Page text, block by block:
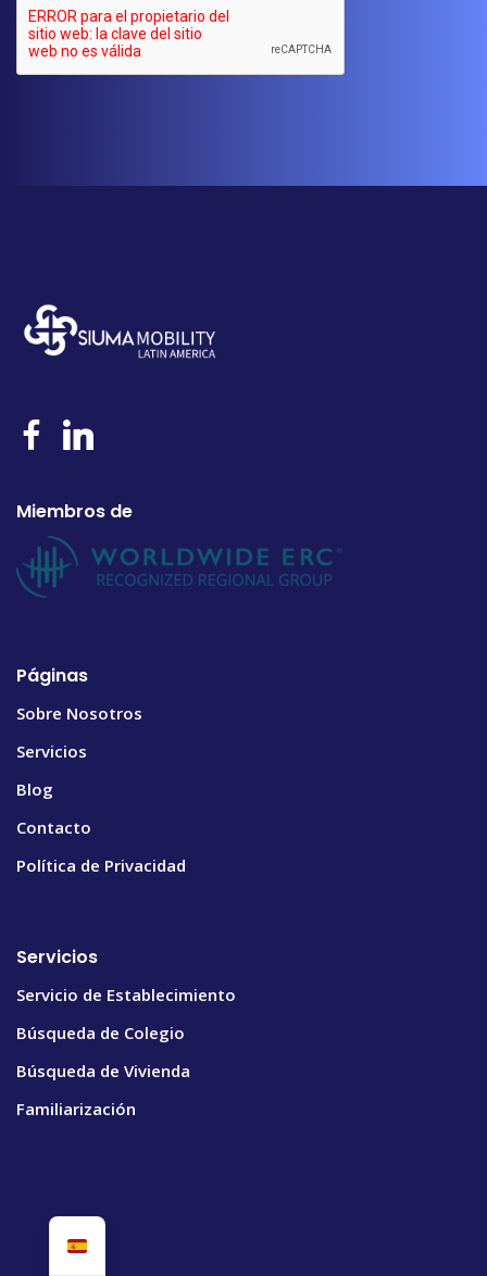
Miembros de
Páginas
Sobre Nosotros
Servicios
Blog
Contacto
Política de Privacidad
Servicios
Servicio de Establecimiento
Búsqueda de Colegio
Búsqueda de Vivienda
Familiarización